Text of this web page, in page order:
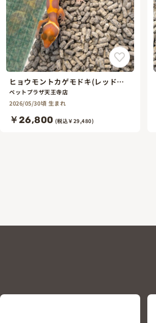
ヒョウモントカゲモドキ(レッドダ
イヤモンド)
ペットプラザ天王寺店
2026/05/30頃 生まれ
￥26,800 (税込￥29,480)